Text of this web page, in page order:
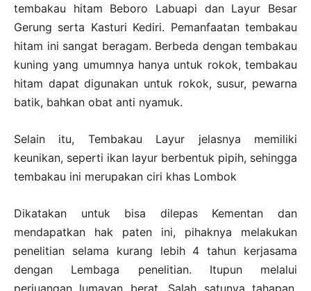
tembakau hitam Beboro Labuapi dan Layur Besar
Gerung serta Kasturi Kediri. Pemanfaatan tembakau
hitam ini sangat beragam. Berbeda dengan tembakau
kuning yang umumnya hanya untuk rokok, tembakau
hitam dapat digunakan untuk rokok, susur, pewarna
batik, bahkan obat anti nyamuk.
Selain itu, Tembakau Layur jelasnya memiliki
keunikan, seperti ikan layur berbentuk pipih, sehingga
tembakau ini merupakan ciri khas Lombok
Dikatakan untuk bisa dilepas Kementan dan
mendapatkan hak paten ini, pihaknya melakukan
penelitian selama kurang lebih 4 tahun kerjasama
dengan Lembaga penelitian. Itupun melalui
perjuangan lumayan berat. Salah satunya tahapan,